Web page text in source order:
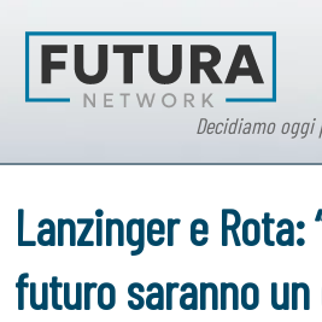
Decidiamo
Lanzinger e Rota:
futuro saranno